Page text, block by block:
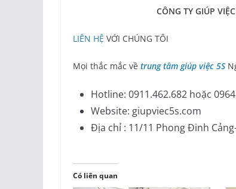
CÔNG TY GIÚP VIỆC 5S
LIÊN HỆ VỚI CHÚNG TÔI
Mọi thắc mắc về trung tâm giúp việc 5S
Hotline: 0911.462.682 hoặc
Website: giupviec5s.com
Địa chỉ : 11/11 Phong Đinh
Có liên quan